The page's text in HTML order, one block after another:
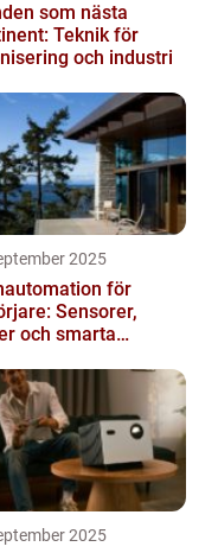
som nästa
Teknik för
och industri
2025
för
Sensorer,
och smarta
2025